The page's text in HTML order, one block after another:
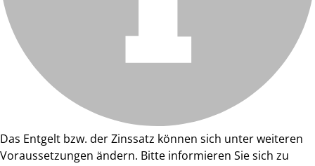
Das Entgelt bzw. der Zinssatz können sich unter weiteren
Voraussetzungen ändern. Bitte informieren Sie sich zu